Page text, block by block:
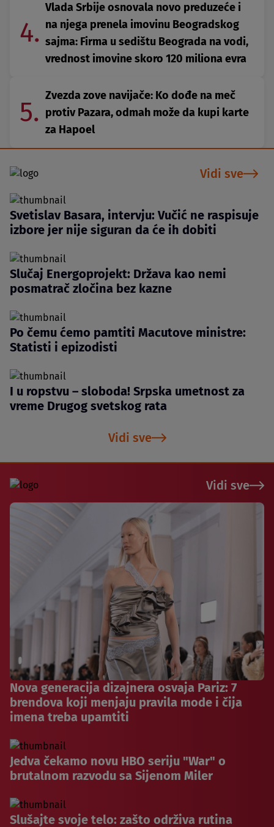
4.
Vlada Srbije osnovala novo preduzeće i
na njega prenela imovinu Beogradskog
sajma: Firma u sedištu Beograda na vodi,
vrednost imovine skoro 120 miliona evra
5.
Zvezda zove navijače: Ko dođe na meč
protiv Pazara, odmah može da kupi karte
za Hapoel
Vidi sve
Svetislav Basara, intervju: Vučić ne raspisuje
izbore jer nije siguran da će ih dobiti
Slučaj Energoprojekt: Država kao nemi
posmatrač zločina bez kazne
Po čemu ćemo pamtiti Macutove ministre:
Statisti i epizodisti
I u ropstvu – sloboda! Srpska umetnost za
vreme Drugog svetskog rata
Vidi sve
Vidi sve
Nova generacija dizajnera osvaja Pariz: 7
brendova koji menjaju pravila mode i čija
imena treba upamtiti
Jedva čekamo novu HBO seriju "War" o
brutalnom razvodu sa Sijenom Miler
Slušajte svoje telo: zašto održiva rutina